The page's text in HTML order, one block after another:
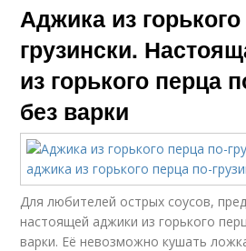
Аджика из
грузински.
из горького перца
без варки
Для любителей острых соусов,
настоящей аджики из горького
варки. Её невозможно кушать